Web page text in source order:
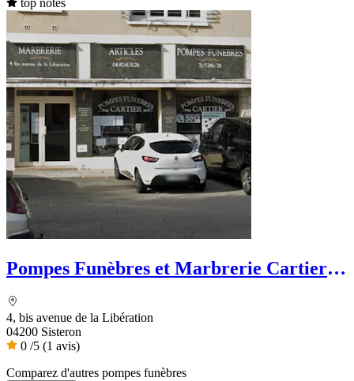
top notes
Pompes Funèbres et Marbrerie Cartier -
4, bis avenue de la Libération
04200 Sisteron
0 /5 (1 avis)
Comparez d'autres pompes funèbres